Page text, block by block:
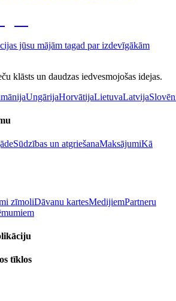
jūsu mājām tagad par izdevīgākām
klāsts un daudzas iedvesmojošas idejas.
UngārijaHorvātijaLietuvaLatvija
Sūdzības un atgriešanaMaksājumiKā
zīmoliDāvanu kartesMedijiemPartneru
tīklos